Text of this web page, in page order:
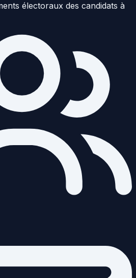
électoraux des candidats à